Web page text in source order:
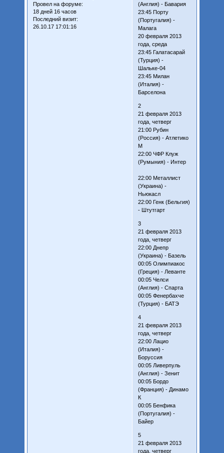
Провел на форуме:
18 дней 16 часов
Последний визит:
26.10.17 17:01:16
(Англия) - Бавария
23:45 Порту
(Португалия) -
Малага
20 февраля 2013
года, среда
23:45 Галатасарай
(Турция) -
Шальке-04
23:45 Милан
(Италия) -
Барселона
2
21 февраля 2013
года, четверг
21:00 Рубин
(Россия) - Атлетико
М
22:00 ЧФР Клуж
(Румыния) - Интер
22:00 Металлист
(Украина) -
Ньюкасл
22:00 Генк (Бельгия)
- Штутгарт
3
21 февраля 2013
года, четверг
22:00 Днепр
(Украина) - Базель
00:05 Олимпиакос
(Греция) - Леванте
00:05 Челси
(Англия) - Спарта
00:05 Фенербахче
(Турция) - БАТЭ
4
21 февраля 2013
года, четверг
22:00 Лацио
(Италия) -
Боруссия
00:05 Ливерпуль
(Англия) - Зенит
00:05 Бордо
(Франция) - Динамо
К
00:05 Бенфика
(Португалия) -
Байер
5
21 февраля 2013
года, четверг